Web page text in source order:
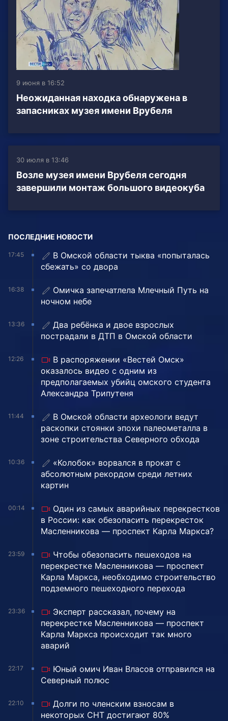
9 июня в 16:52
Неожиданная находка обнаружена в
запасниках музея имени Врубеля
30 июля в 13:46
Возле музея имени Врубеля сегодня
завершили монтаж большого видеокуба
ПОСЛЕДНИЕ НОВОСТИ
17:45
В Омской области тыква «попыталась
сбежать» со двора
16:38
Омичка запечатлела Млечный Путь на
ночном небе
13:36
Два ребёнка и двое взрослых
пострадали в ДТП в Омской области
12:26
В распоряжении «Вестей Омск»
оказалось видео с одним из
предполагаемых убийц омского студента
Александра Трипутеня
11:44
В Омской области археологи ведут
раскопки стоянки эпохи палеометалла в
зоне строительства Северного обхода
10:36
«Колобок» ворвался в прокат с
абсолютным рекордом среди летних
картин
00:14
Один из самых аварийных перекрестков
в России: как обезопасить перекресток
Масленникова — проспект Карла Маркса?
23:59
Чтобы обезопасить пешеходов на
перекрестке Масленникова — проспект
Карла Маркса, необходимо строительство
подземного пешеходного перехода
23:36
Эксперт рассказал, почему на
перекрестке Масленникова — проспект
Карла Маркса происходит так много
аварий
22:17
Юный омич Иван Власов отправился на
Северный полюс
22:10
Долги по членским взносам в
некоторых СНТ достигают 80%